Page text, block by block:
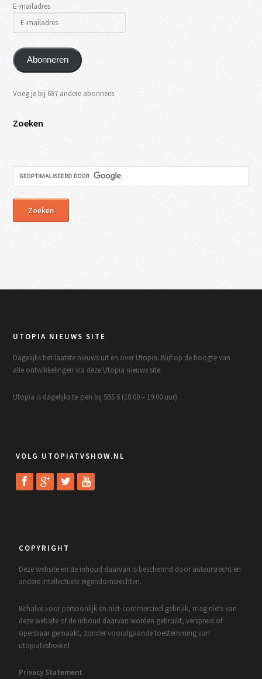
E-mailadres
Abonneren
Voeg je bij 687 andere abonnees
Zoeken
UTOPIA NIEUWS SITE
Dagelijks het laatste nieuws uit en over Utopia. Blijf op de hoogte van
alle ontwikkelingen via deze Utopia nieuws site.
Utopia is dagelijks te zien bij SBS 6 (18:00 – 19:00 uur).
VOLG UTOPIATVSHOW.NL
COPYRIGHT
Deze website en de inhoud daarvan is beschermd door auteursrecht en
andere intellectuele eigendomsrechten.
Behalve voor persoonlijk en niet-commercieel gebruik, mag niets van
deze website of de inhoud daarvan worden gebruikt, verspreid of
openbaar gemaakt, zonder voorafgaande toestemming van
utopiatvshow.nl
Privacy Statement